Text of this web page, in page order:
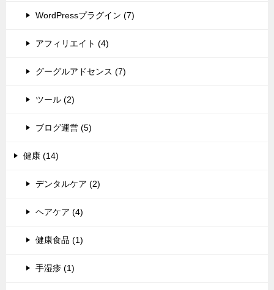
WordPressプラグイン (7)
アフィリエイト (4)
グーグルアドセンス (7)
ツール (2)
ブログ運営 (5)
健康 (14)
デンタルケア (2)
ヘアケア (4)
健康食品 (1)
手湿疹 (1)